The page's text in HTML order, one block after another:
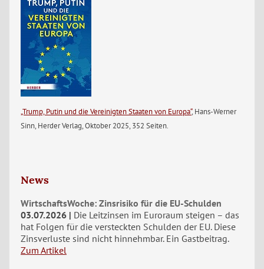
„Trump, Putin und die Vereinigten Staaten von Europa“, Hans-Werner
Sinn, Herder Verlag, Oktober 2025, 352 Seiten.
News
WirtschaftsWoche: Zinsrisiko für die EU-Schulden
03.07.2026
Die Leitzinsen im Euroraum steigen – das
hat Folgen für die versteckten Schulden der EU. Diese
Zinsverluste sind nicht hinnehmbar. Ein Gastbeitrag.
Zum Artikel